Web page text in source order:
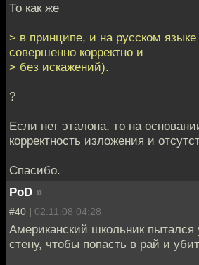
То как же
> в принципе, и на русском
совершенно корректно и
> без искажений).
?
Если нет эталона, то на
корректность изложения и
Спасибо.
PoD »
#40 | 02.11.08 04:28
Американский школьник пытался
стену, чтобы попасть в рай и